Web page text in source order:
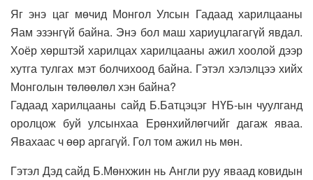
Яг энэ цаг мөчид Монгол Улсын Гадаад харилцааны
Яам эзэнгүй байна. Энэ бол маш хариуцлагагүй явдал.
Хоёр хөрштэй харилцах харилцааны ажил хоолой дээр
хутга тулгах мэт болчихоод байна. Гэтэл хэлэлцээ хийх
Монголын төлөөлөл хэн байна?
Гадаад харилцааны сайд Б.Батцэцэг НҮБ-ын чуулганд
оролцож буй улсынхаа Ерөнхийлөгчийг дагаж яваа.
Явахаас ч өөр аргагүй. Гол том ажил нь мөн.
Гэтэл Дэд сайд Б.Мөнхжин нь Англи руу яваад ковидын